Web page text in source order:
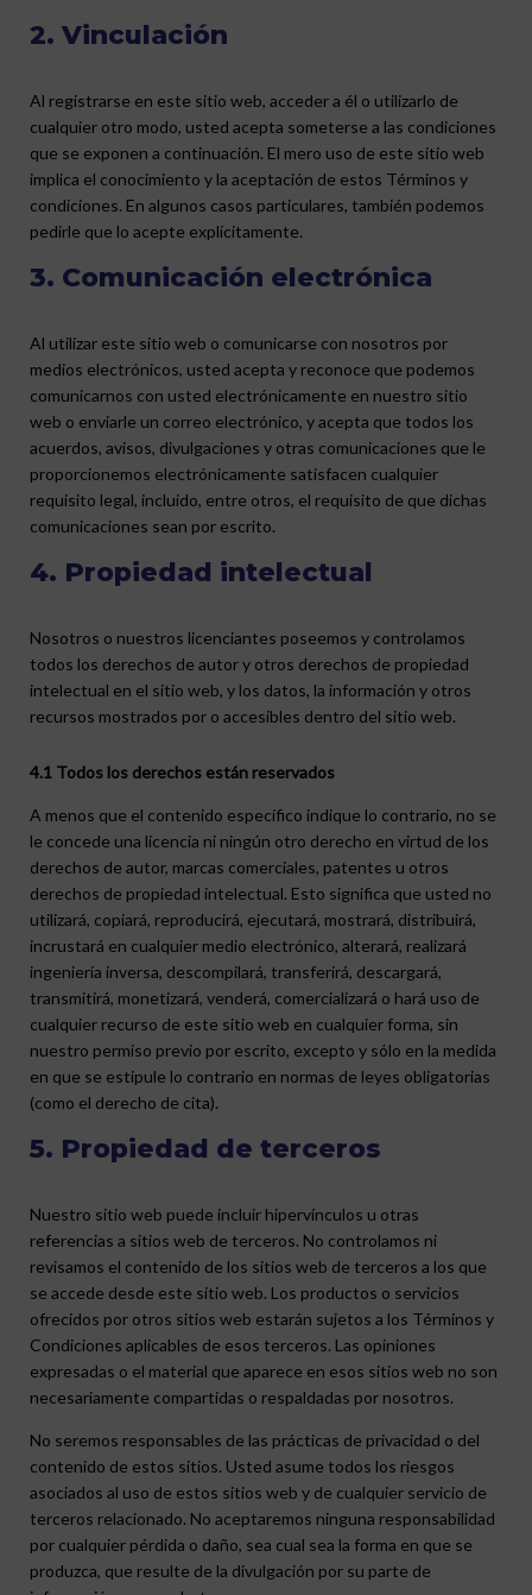
2. Vinculación
Al registrarse en este sitio web, acceder a él o utilizarlo de
cualquier otro modo, usted acepta someterse a las condiciones
que se exponen a continuación. El mero uso de este sitio web
implica el conocimiento y la aceptación de estos Términos y
condiciones. En algunos casos particulares, también podemos
pedirle que lo acepte explícitamente.
3. Comunicación electrónica
Al utilizar este sitio web o comunicarse con nosotros por
medios electrónicos, usted acepta y reconoce que podemos
comunicarnos con usted electrónicamente en nuestro sitio
web o enviarle un correo electrónico, y acepta que todos los
acuerdos, avisos, divulgaciones y otras comunicaciones que le
proporcionemos electrónicamente satisfacen cualquier
requisito legal, incluido, entre otros, el requisito de que dichas
comunicaciones sean por escrito.
4. Propiedad intelectual
Nosotros o nuestros licenciantes poseemos y controlamos
todos los derechos de autor y otros derechos de propiedad
intelectual en el sitio web, y los datos, la información y otros
recursos mostrados por o accesibles dentro del sitio web.
4.1 Todos los derechos están reservados
A menos que el contenido específico indique lo contrario, no se
le concede una licencia ni ningún otro derecho en virtud de los
derechos de autor, marcas comerciales, patentes u otros
derechos de propiedad intelectual. Esto significa que usted no
utilizará, copiará, reproducirá, ejecutará, mostrará, distribuirá,
incrustará en cualquier medio electrónico, alterará, realizará
ingeniería inversa, descompilará, transferirá, descargará,
transmitirá, monetizará, venderá, comercializará o hará uso de
cualquier recurso de este sitio web en cualquier forma, sin
nuestro permiso previo por escrito, excepto y sólo en la medida
en que se estipule lo contrario en normas de leyes obligatorias
(como el derecho de cita).
5. Propiedad de terceros
Nuestro sitio web puede incluir hipervínculos u otras
referencias a sitios web de terceros. No controlamos ni
revisamos el contenido de los sitios web de terceros a los que
se accede desde este sitio web. Los productos o servicios
ofrecidos por otros sitios web estarán sujetos a los Términos y
Condiciones aplicables de esos terceros. Las opiniones
expresadas o el material que aparece en esos sitios web no son
necesariamente compartidas o respaldadas por nosotros.
No seremos responsables de las prácticas de privacidad o del
contenido de estos sitios. Usted asume todos los riesgos
asociados al uso de estos sitios web y de cualquier servicio de
terceros relacionado. No aceptaremos ninguna responsabilidad
por cualquier pérdida o daño, sea cual sea la forma en que se
produzca, que resulte de la divulgación por su parte de